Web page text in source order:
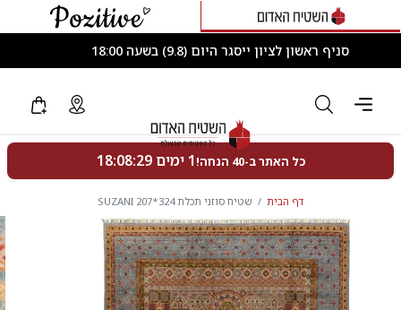
סניף ראשון לציון ייסגר היום (9.8) בשעה 18:00
דף הבית שטיח סוזני תכלת 324*207 SUZANI